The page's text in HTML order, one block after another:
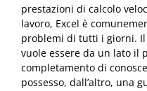
prestazioni di calcolo
lavoro, Excel è
problemi di tutti i giorni.
vuole essere da un lato il
completamento di
possesso, dall’altro, una